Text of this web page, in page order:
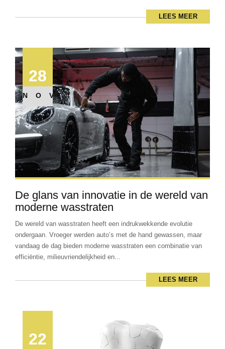
LEES MEER
28
NOV
De glans van innovatie in de wereld van
moderne wasstraten
De wereld van wasstraten heeft een indrukwekkende evolutie
ondergaan. Vroeger werden auto’s met de hand gewassen, maar
vandaag de dag bieden moderne wasstraten een combinatie van
efficiëntie, milieuvriendelijkheid en...
LEES MEER
22